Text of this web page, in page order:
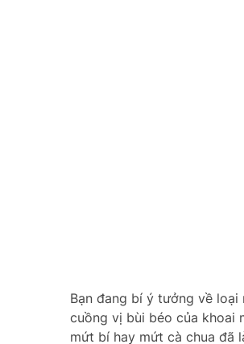
Bạn đang bí ý tưởng về
cuồng vị bùi béo của khoai
mứt bí hay mứt cà chua đã